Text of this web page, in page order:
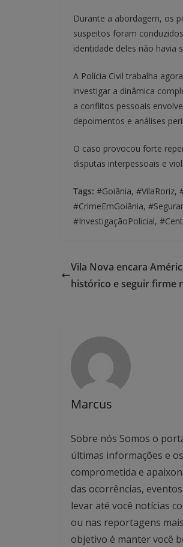
Durante a abordagem, os
suspeitos foram
identidade deles não havia
A Polícia Civil trabalha
investigar a dinâmica
a conflitos pessoais
depoimentos e análises
O caso provocou forte
disputas interpessoais e
Tags: #Goiânia, #VilaRoriz,
#CrimeEmGoiânia,
#InvestigaçãoPolicial,
Vila Nova encara
histórico e seguir firme
Marcus
Sobre nós Somos o
últimas informações e
comprometida e
das ocorrências,
levar até você notícias
ou nas reportagens
objetivo é manter você